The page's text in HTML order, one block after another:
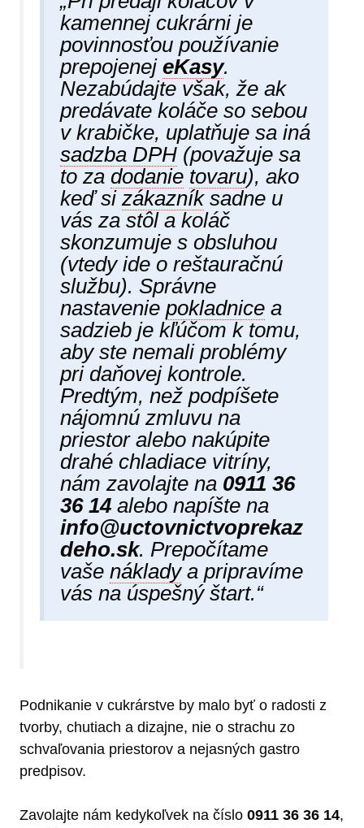
kamennej cukrárni je
povinnosťou používanie
prepojenej eKasy.
Nezabúdajte však, že ak
predávate koláče so sebou
v krabičke, uplatňuje sa iná
sadzba DPH (považuje sa
to za dodanie tovaru), ako
keď si zákazníksadne u
vás za stôl a koláč
skonzumuje s obsluhou
(vtedy ide o reštauračnú
službu). Správne
nastavenie pokladnice a
sadzieb je kľúčom k tomu,
aby ste nemali problémy
pri daňovej kontrole.
Predtým, než podpíšete
nájomnú zmluvu na
priestor alebo nakúpite
drahé chladiace vitríny,
nám zavolajte na 0911 36
36 14 alebo napíšte na
info@uctovnictvoprekaz
deho.sk. Prepočítame
vaše nákladya pripravíme
vás na úspešný štart.“
Podnikanie v cukrárstve by malo byť o radosti z
tvorby, chutiach a dizajne, nie o strachu zo
schvaľovania priestorov a nejasných gastro
predpisov.
Zavolajte nám kedykoľvek na číslo 0911 36 36 14,